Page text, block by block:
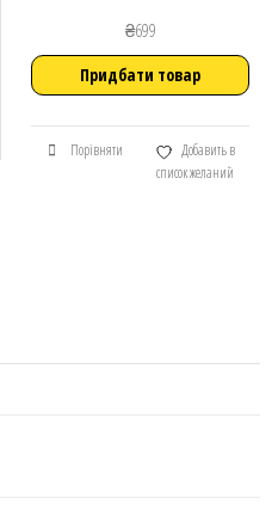
₴699
Придбати товар
Порівняти
Добавить в
список желаний